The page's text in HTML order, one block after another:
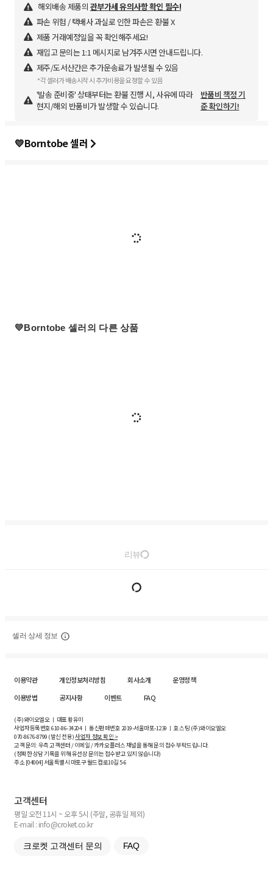
해외배송 제품의 관부가세 유의사항 확인 필수!
파손 위험 / 택배사 과실로 인한 파손은 환불 X
제품 거래예정일을 꼭 확인해주세요!
재입고 문의는 1:1 메시지로 남겨주시면 안내드립니다.
제주/도서산간은 추가운송료가 발생될 수 있음
*각 셀러가 배송시작 시 추가비용을 요청할 수 있음
'발송 준비중' 상태부터는 환불 진행 시, 사유에 따라
현지/해외 반품비가 발생할 수 있습니다.
반품비 책정 기
준 확인하기!
💛Borntobe 셀러
💛Borntobe 셀러의 다른 상품
리뷰
셀러 상세 정보
이용약관 개인정보처리방침 회사소개
운영정책
이용방법
공지사항 이벤트 FAQ
(주)와이오엘오 ㅣ 대표 황유미
사업자등록번호610-86-34204ㅣ 통신판매번호 2019-서울마포-1239 ㅣ 호스팅 (주)와이오엘오
070-8676-8799 (발신 전용)사업자 정보 확인 >
고객 문의: 우측 고객센터 / 이메일 / 카카오플러스 채널을 통해 문의 접수 부탁드립니다.
(정확한 상담 기록을 위해 유선상 문의는 접수받고 있지 않습니다)
주소 [04004] 서울특별시 마포구 월드컵로10길5-6
고객센터
평일 오전 11시 ~ 오후 5시 (주말, 공휴일 제외)
E-mail : info@croket.co.kr
크로켓 고객센터 문의 FAQ